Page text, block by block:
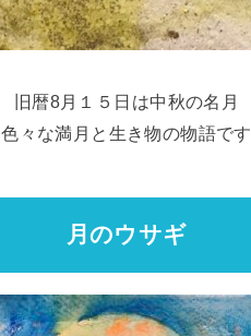
旧暦8月１５日は中秋の名月
色々な満月と生き物の物語です
月のウサギ